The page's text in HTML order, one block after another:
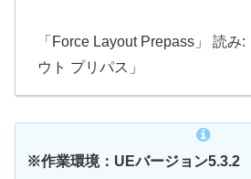
「Force Layout Prepass」 読み
ウト プリパス」
※作業環境：UEバージョン5.3.2